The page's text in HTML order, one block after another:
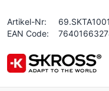
Artikel-Nr:
EAN Code: